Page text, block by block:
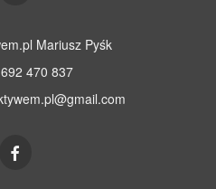
Mariusz Pyśk
470 837